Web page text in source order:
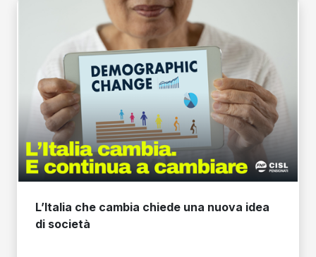
L’Italia che cambia chiede una nuova idea
di società